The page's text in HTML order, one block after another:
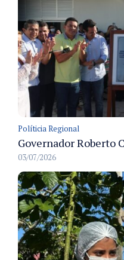
Políticia Regional
03/07/2026